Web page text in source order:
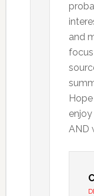
and
enjoy
AND